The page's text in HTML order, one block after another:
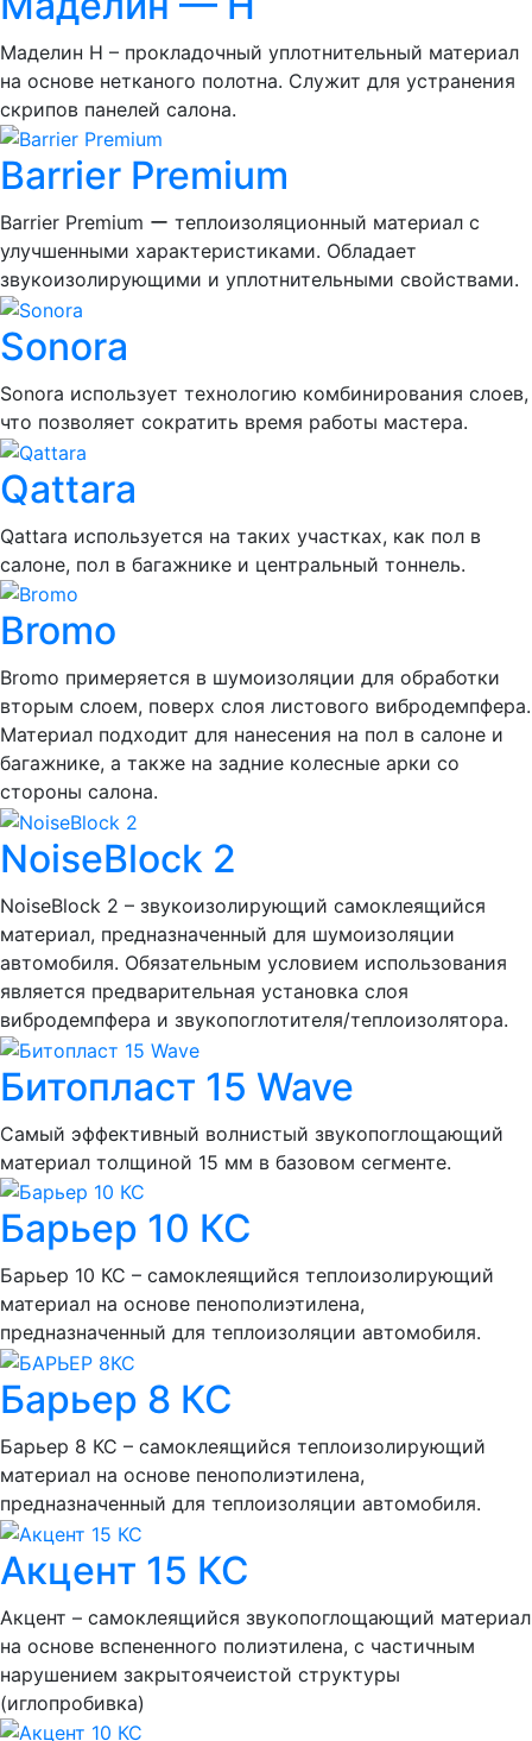
Маделин Н – прокладочный уплотнительный материал
на основе нетканого полотна. Служит для устранения
скрипов панелей салона.
Barrier Premium
Barrier Premium ー теплоизоляционный материал с
улучшенными характеристиками. Обладает
звукоизолирующими и уплотнительными свойствами.
Sonora
Sonora использует технологию комбинирования слоев,
что позволяет сократить время работы мастера.
Qattara
Qattara используется на таких участках, как пол в
салоне, пол в багажнике и центральный тоннель.
Bromo
Bromo примеряется в шумоизоляции для обработки
вторым слоем, поверх слоя листового вибродемпфера.
Материал подходит для нанесения на пол в салоне и
багажнике, а также на задние колесные арки со
стороны салона.
NoiseBlock 2
NoiseBlock 2 – звукоизолирующий самоклеящийся
материал, предназначенный для шумоизоляции
автомобиля. Обязательным условием использования
является предварительная установка слоя
вибродемпфера и звукопоглотителя/теплоизолятора.
Битопласт 15 Wave
Самый эффективный волнистый звукопоглощающий
материал толщиной 15 мм в базовом сегменте.
Барьер 10 КС
Барьер 10 КС – самоклеящийся теплоизолирующий
материал на основе пенополиэтилена,
предназначенный для теплоизоляции автомобиля.
Барьер 8 КС
Барьер 8 КС – самоклеящийся теплоизолирующий
материал на основе пенополиэтилена,
предназначенный для теплоизоляции автомобиля.
Акцент 15 КС
Акцент – самоклеящийся звукопоглощающий материал
на основе вспененного полиэтилена, с частичным
нарушением закрытоячеистой структуры
(иглопробивка)